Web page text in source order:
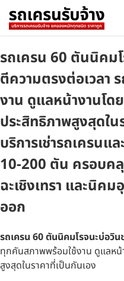
รถเครน 60 ตันนิคม
ตีความตรงต่อเวลา
งาน ดูแลหน้างานโด
ประสิทธิภาพสูงสุดใ
บริการเช่ารถเครนแ
10-200 ตัน ครอบค
ฉะเชิงเทรา และนิค
ออก
รถเครน 60 ตันนิคมโรจนะบ่อวิ
ทุกคันสภาพพร้อมใช้งาน ดูแลห
สูงสุดในราคาที่เป็นกันเอง